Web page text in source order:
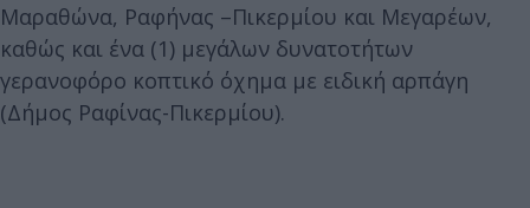
Μαραθώνα, Ραφήνας –Πικερμίου και Μεγαρέων,
καθώς και ένα (1) μεγάλων δυνατοτήτων
γερανοφόρο κοπτικό όχημα με ειδική αρπάγη
(Δήμος Ραφίνας-Πικερμίου).